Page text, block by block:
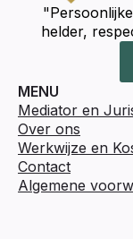
helder,
MENU
Mediator en
Over ons
Werkwijze en
Contact
Algemene